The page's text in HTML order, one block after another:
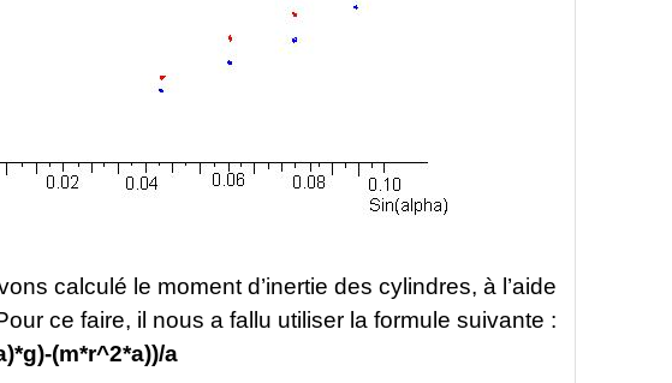
calculé le moment d’inertie des cylindres, à l’aide
ce faire, il nous a fallu utiliser la formule suivante :
(m*r^2*a))/a